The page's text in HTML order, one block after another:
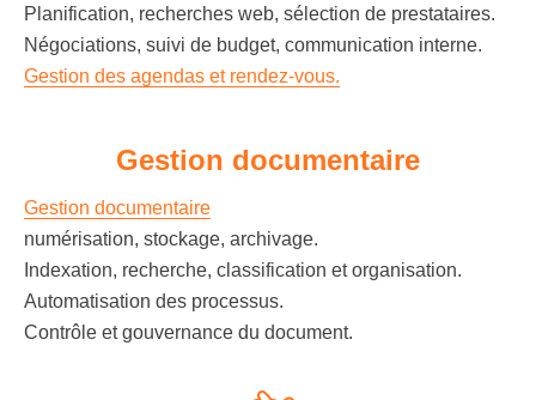
Planification, recherches web, sélection de prestataires.
Négociations, suivi de budget, communication interne.
Gestion des agendas et rendez-vous.
Gestion documentaire
Gestion documentaire
numérisation, stockage, archivage.
Indexation, recherche, classification et organisation.
Automatisation des processus.
Contrôle et gouvernance du document.